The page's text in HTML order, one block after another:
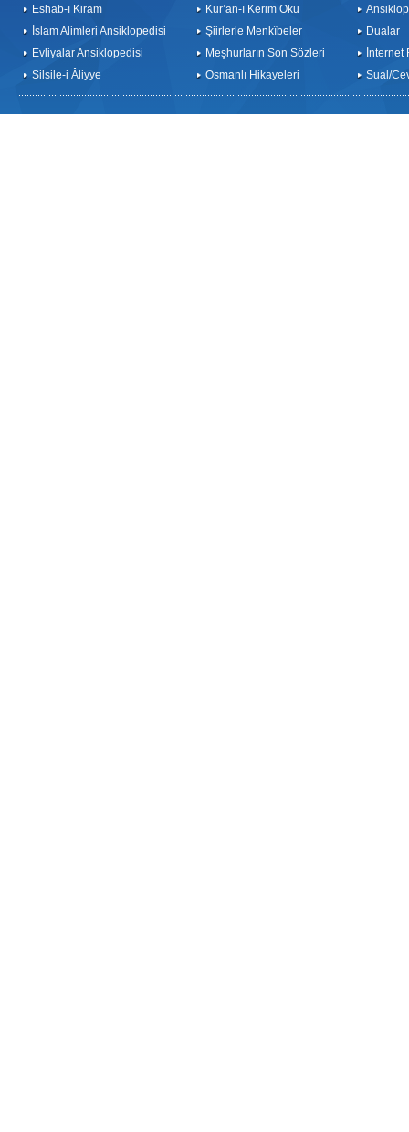
Eshab-ı Kiram
İslam Alimleri Ansiklopedisi
Evliyalar Ansiklopedisi
Silsile-i Âliyye
Kur’an-ı Kerim Oku
Şiirlerle Menkîbeler
Meşhurların Son Sözleri
Osmanlı Hikayeleri
Dualar
İnternet
Sual/